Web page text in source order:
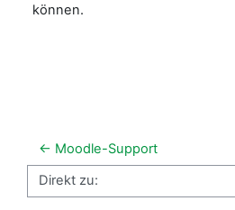
können.
← Moodle-Support
Direkt zu: